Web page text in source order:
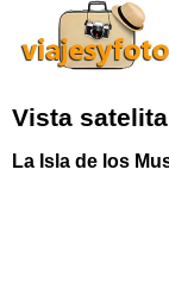
Vista
La Isla de los